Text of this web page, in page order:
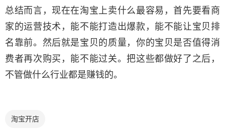
总结而言，现在在淘宝上卖什么最容易，首先要看商
家的运营技术，能不能打造出爆款，能不能让宝贝排
名靠前。然后就是宝贝的质量，你的宝贝是否值得消
费者再次购买，能不能过关。把这些都做好了之后，
不管做什么行业都是赚钱的。
淘宝开店